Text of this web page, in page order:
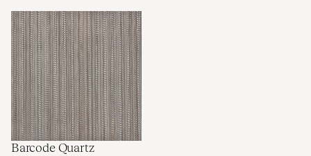
Barcode Quartz